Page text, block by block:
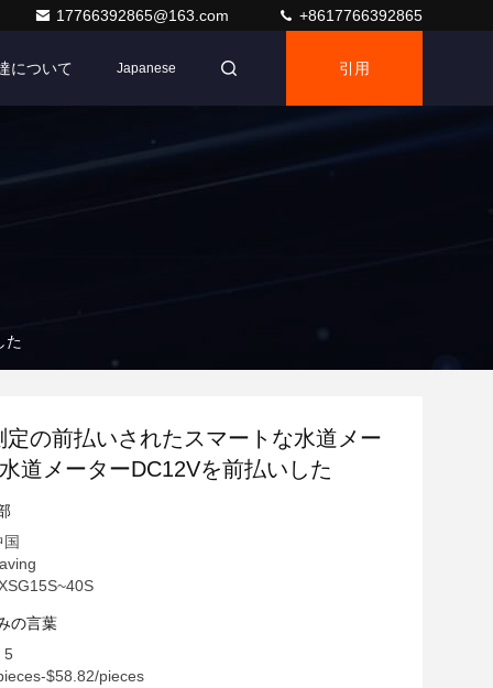
17766392865@163.com +8617766392865
について Japanese 引用
た
定の前払いされたスマートな水道メー
道メーターDC12Vを前払いした
の言葉
5
$58.82/pieces